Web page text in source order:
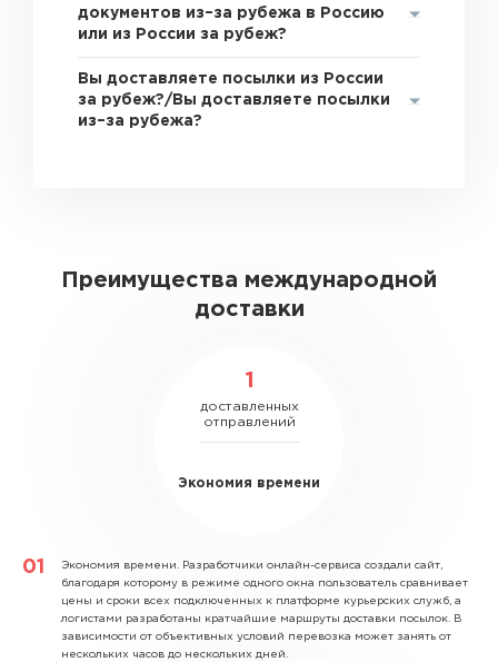
документов из–за рубежа в Россию
или из России за рубеж?
Вы доставляете посылки из России
за рубеж?/Вы доставляете посылки
из–за рубежа?
Преимущества международной
доставки
1
доставленных
отправлений
Экономия времени
Экономия времени. Разработчики онлайн-сервиса создали сайт,
благодаря которому в режиме одного окна пользователь сравнивает
цены и сроки всех подключенных к платформе курьерских служб, а
логистами разработаны кратчайшие маршруты доставки посылок. В
зависимости от объективных условий перевозка может занять от
нескольких часов до нескольких дней.